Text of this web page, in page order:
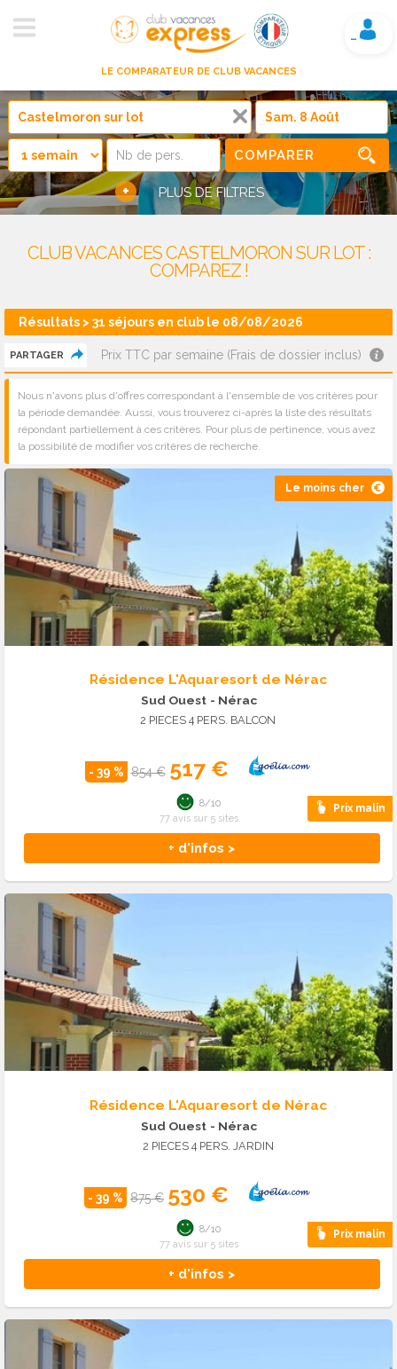
LE COMPARATEUR DE CLUB VACANCES
Mon compte
COMPARER
+ PLUS DE FILTRES
CLUB VACANCES CASTELMORON SUR LOT :
COMPAREZ !
Résultats > 31 séjours en club le 08/08/2026
PARTAGER Prix TTC par semaine (Frais de dossier inclus)
Nous n'avons plus d'offres correspondant à l'ensemble de vos critères pour
la période demandée. Aussi, vous trouverez ci-après la liste des résultats
répondant partiellement à ces critères. Pour plus de pertinence, vous avez
la possibilité de modifier vos critères de recherche.
Le moins cher
Résidence L'Aquaresort de Nérac
Sud Ouest - Nérac
2 PIECES 4 PERS. BALCON
- 39 % 854 € 517 €
Prix malin
+ d'infos >
8/10
77 avis sur 5 sites
Résidence L'Aquaresort de Nérac
Sud Ouest - Nérac
2 PIECES 4 PERS. JARDIN
- 39 % 875 € 530 €
Prix malin
+ d'infos >
8/10
77 avis sur 5 sites